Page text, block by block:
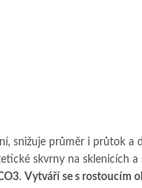
snižuje průměr i průtok a
skvrny na sklenicích a
. Vytváří se s rostoucím